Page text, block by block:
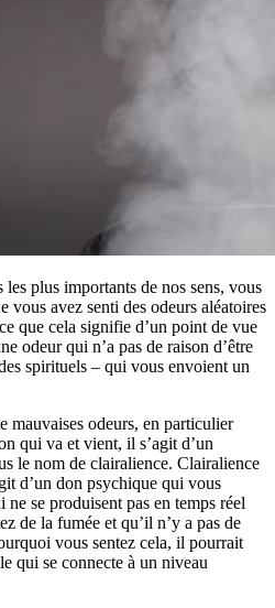
les plus importants de nos sens, vous
vous avez senti des odeurs aléatoires
que cela signifie d’un point de vue
odeur qui n’a pas de raison d’être
spirituels – qui vous envoient un
mauvaises odeurs, en particulier
qui va et vient, il s’agit d’un
le nom de clairalience. Clairalience
d’un don psychique qui vous
se produisent pas en temps réel
de la fumée et qu’il n’y a pas de
vous sentez cela, il pourrait
qui se connecte à un niveau